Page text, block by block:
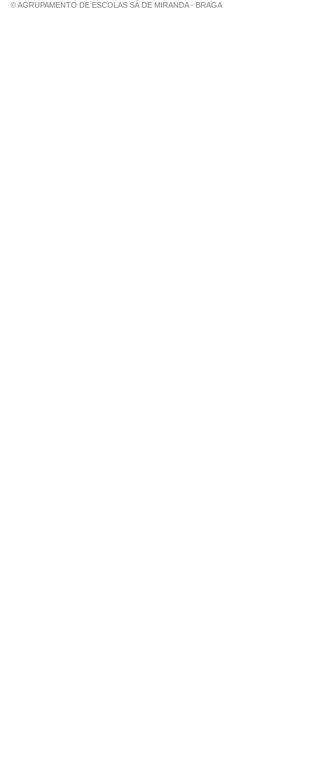
© AGRUPAMENTO DE ESCOLAS SÁ DE MIRANDA - BRAGA